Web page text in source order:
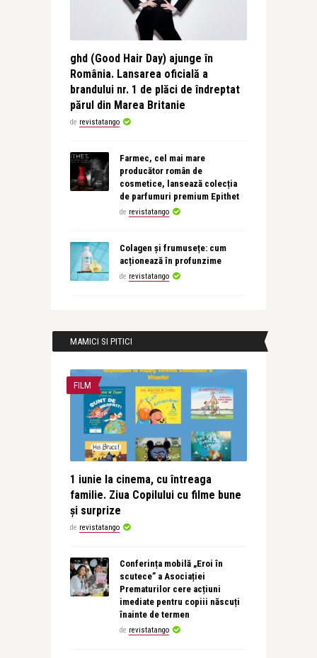
ghd (Good Hair Day) ajunge în
România. Lansarea oficială a
brandului nr. 1 de plăci de îndreptat
părul din Marea Britanie
de revistatango
Farmec, cel mai mare
producător român de
cosmetice, lansează colecția
de parfumuri premium Epithet
de revistatango
Colagen și frumusețe: cum
acționează în profunzime
de revistatango
MAMICI SI PITICI
FILM
1 iunie la cinema, cu întreaga
familie. Ziua Copilului cu filme bune
și surprize
de revistatango
Conferința mobilă „Eroi în
scutece” a Asociației
Prematurilor cere acțiuni
imediate pentru copiii născuți
înainte de termen
de revistatango